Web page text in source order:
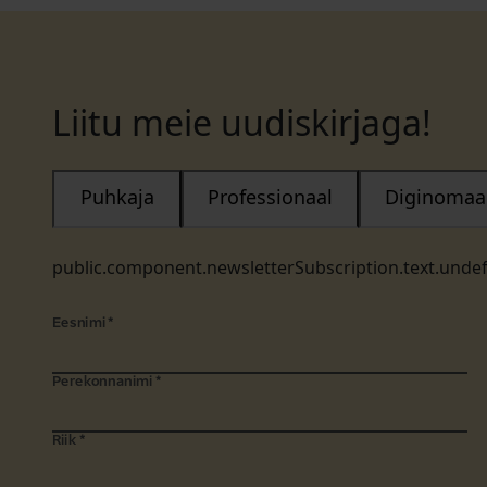
Liitu meie uudiskirjaga!
Puhkaja Professionaal
Eesnimi *
Perekonnanimi *
Riik *